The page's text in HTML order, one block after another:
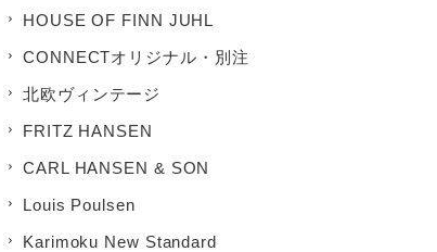
HOUSE OF FINN JUHL
CONNECTオリジナル・別注
北欧ヴィンテージ
FRITZ HANSEN
CARL HANSEN & SON
Louis Poulsen
Karimoku New Standard